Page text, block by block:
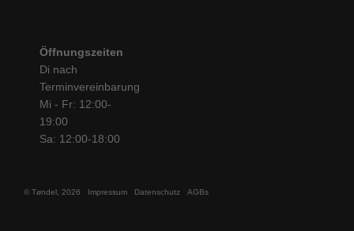
Öffnungszeiten
Di nach
Terminvereinbarung
Mi - Fr: 12:00-
19:00
Sa: 12:00-18:00
© Tøndel, 2026 Impressum Datenschutz AGBs